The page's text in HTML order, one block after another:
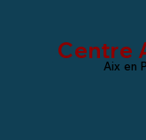
Centre
Aix en